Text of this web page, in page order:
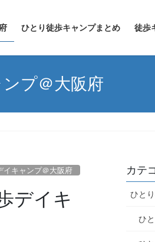
ひとり徒歩キャンプまとめ 徒歩
プ＠大阪府
イキャンプ＠大阪府
デイキ
カテ
ひと
ひ